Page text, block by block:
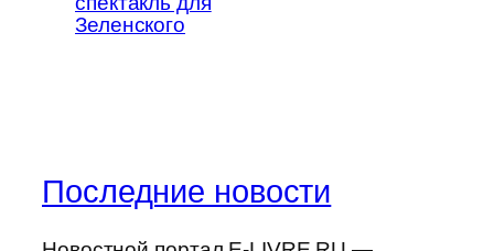
Зеленского
Последние новости